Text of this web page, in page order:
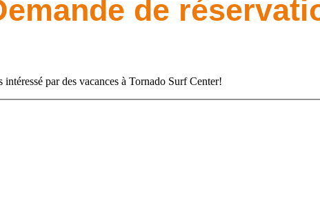
de
par des vacances à Tornado Surf Center!